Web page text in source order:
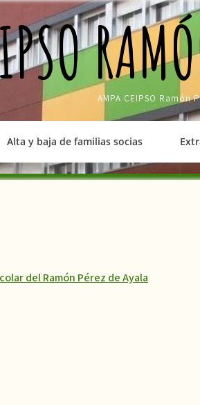
AMPA CEIPSO Ramón
Alta y baja de familias socias
del Ramón Pérez de Ayala